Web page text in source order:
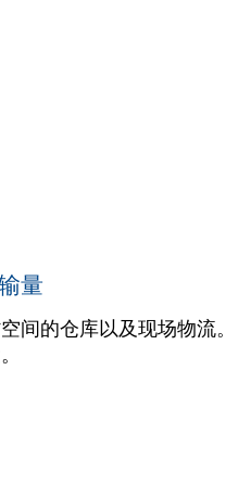
量
间的仓库以及现场物流。